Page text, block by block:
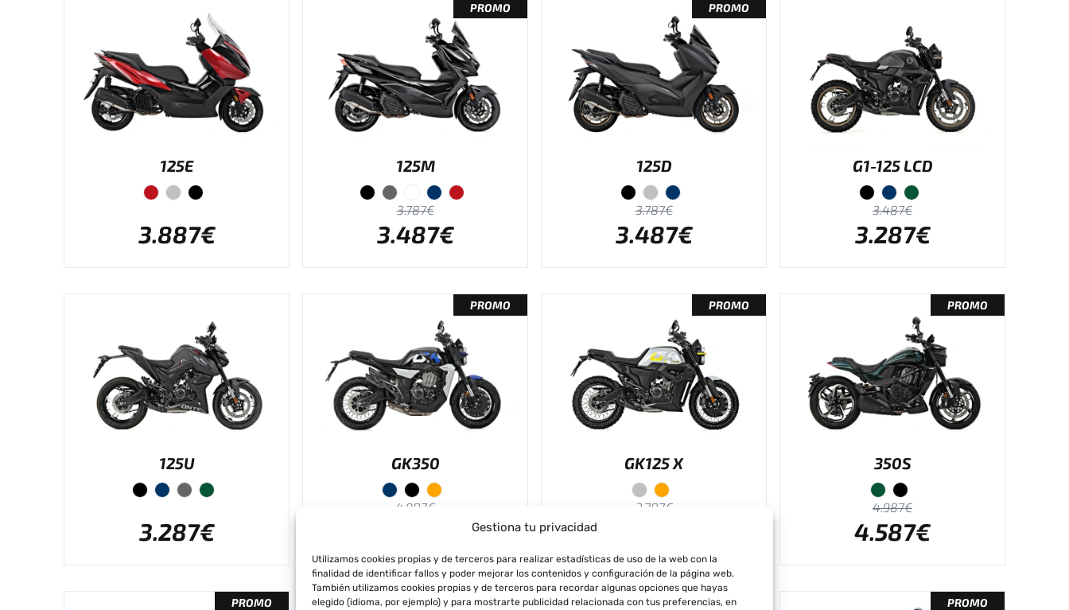
Gestiona tu privacidad
Utilizamos cookies propias y de terceros para realizar estadísticas de uso de la web con la
finalidad de identificar fallos y poder mejorar los contenidos y configuración de la página web.
También utilizamos cookies propias y de terceros para recordar algunas opciones que hayas
elegido (idioma, por ejemplo) y para mostrarte publicidad relacionada con tus preferencias, en
125E
3.887€
PROMO
125M
3.787€
3.487€
PROMO
125D
3.787€
3.487€
G1-125 LCD
3.487€
3.287€
125U
3.287€
PROMO
GK350
4.987€
PROMO
GK125 X
3.787€
PROMO
350S
4.987€
4.587€
PROMO PROMO PROMO PROMO